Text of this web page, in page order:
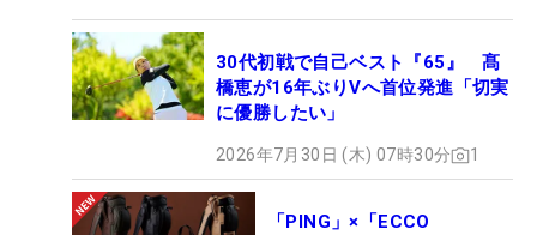
30代初戦で自己ベスト『65』 髙
橋恵が16年ぶりVへ首位発進「切実
に優勝したい」
2026年7月30日 (木) 07時30分 1
「PING」×「ECCO